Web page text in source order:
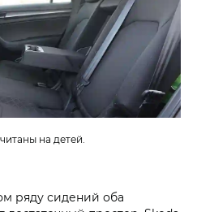
на детей.
ряду сидений оба